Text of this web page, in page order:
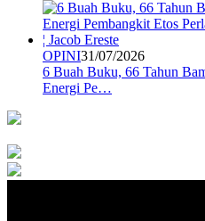
OPINI31/07/2026
6 Buah Buku, 66 Tahun
Energi Pe…